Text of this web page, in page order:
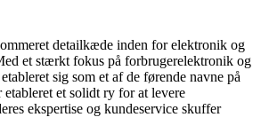
detailkæde inden for elektronik og
et stærkt fokus på forbrugerelektronik og
sig som et af de førende navne på
et solidt ry for at levere
ekspertise og kundeservice skuffer